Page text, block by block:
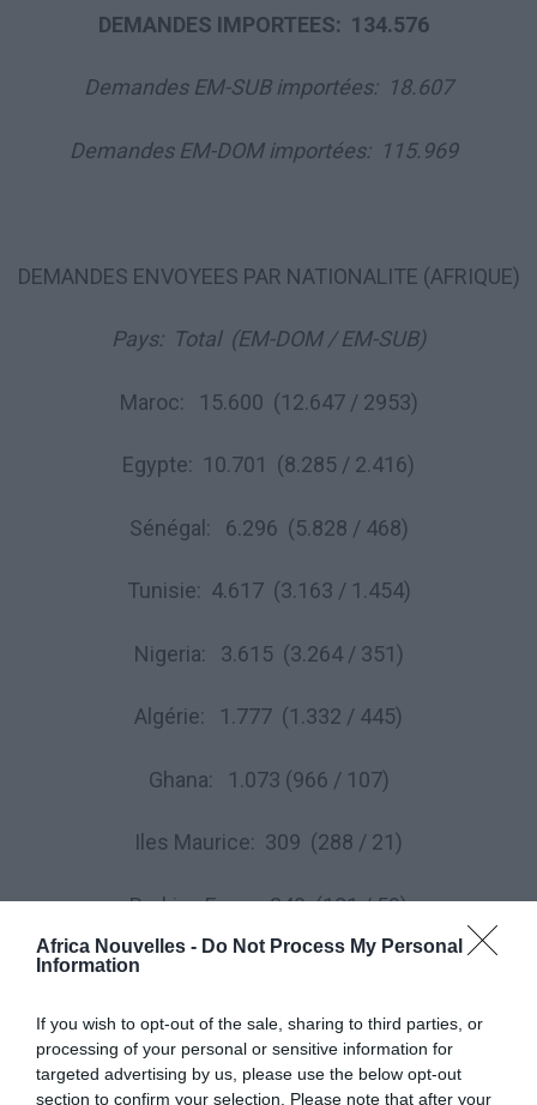
Africa Nouvelles - Do Not Process My Personal
Information
If you wish to opt-out of the sale, sharing to third parties, or
processing of your personal or sensitive information for
targeted advertising by us, please use the below opt-out
section to confirm your selection. Please note that after your
DEMANDES IMPORTEES: 134.576
Demandes EM-SUB importées: 18.607
Demandes EM-DOM importées: 115.969
DEMANDES ENVOYEES PAR NATIONALITE (AFRIQUE)
Pays: Total (EM-DOM / EM-SUB)
Maroc: 15.600 (12.647 / 2953)
Egypte: 10.701 (8.285 / 2.416)
Sénégal: 6.296 (5.828 / 468)
Tunisie: 4.617 (3.163 / 1.454)
Nigeria: 3.615 (3.264 / 351)
Algérie: 1.777 (1.332 / 445)
Ghana: 1.073 (966 / 107)
Iles Maurice: 309 (288 / 21)
Burkina Faso: 240 (181 / 59)
Cote d’Ivoire: 117 (100 / 17)
Cap-Vert: 74 (74 / 0)